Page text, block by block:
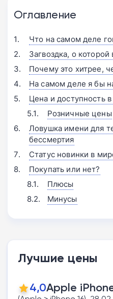
Оглавление
Что на самом деле
Загвоздка, о
Почему это хитрее,
На самом деле я бы
Цена и доступность
Розничные цены
Ловушка имени для
бессмертия
Статус новинки в
Покупать или нет?
Плюсы
Минусы
Лучшие цены
4,0Apple